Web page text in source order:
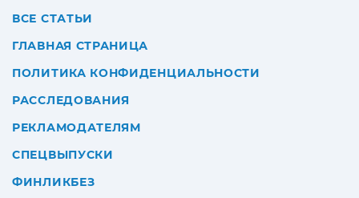
ВСЕ СТАТЬИ
ГЛАВНАЯ СТРАНИЦА
ПОЛИТИКА КОНФИДЕНЦИАЛЬНОСТИ
РАССЛЕДОВАНИЯ
РЕКЛАМОДАТЕЛЯМ
СПЕЦВЫПУСКИ
ФИНЛИКБЕЗ